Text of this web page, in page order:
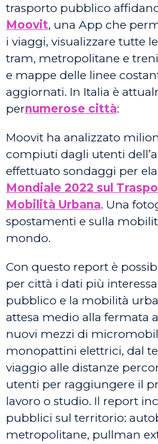
trasporto pubblico
Moovit, una App che
i viaggi, visualizzare tutte
tram, metropolitane e
e mappe delle linee
aggiornati. In Italia è
pernumerose città:
Moovit ha analizzato
compiuti dagli utenti
effettuato sondaggi per
Mondiale 2022 sul
Mobilità Urbana. Una
spostamenti e sulla
mondo.
Con questo report è
per città i dati più
pubblico e la mobilità
attesa medio alla fermata
nuovi mezzi di
monopattini elettrici, dal
viaggio alle distanze
utenti per raggiungere il
lavoro o studio. Il report
pubblici sul territorio:
metropolitane, pullman